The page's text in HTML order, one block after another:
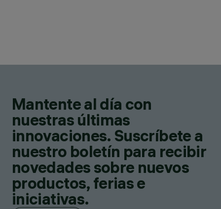
Mantente al día con
nuestras últimas
innovaciones. Suscríbete a
nuestro boletín para recibir
novedades sobre nuevos
productos, ferias e
iniciativas.